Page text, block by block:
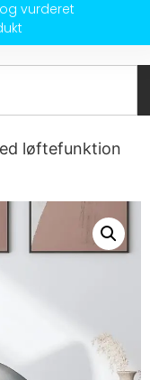
vurderet
løftefunktion